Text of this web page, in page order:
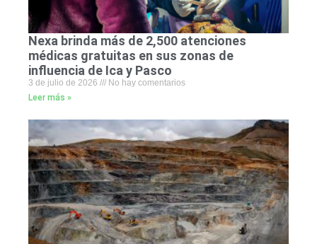
Nexa brinda más de 2,500 atenciones
médicas gratuitas en sus zonas de
influencia de Ica y Pasco
3 de julio de 2026
No hay comentarios
Leer más »